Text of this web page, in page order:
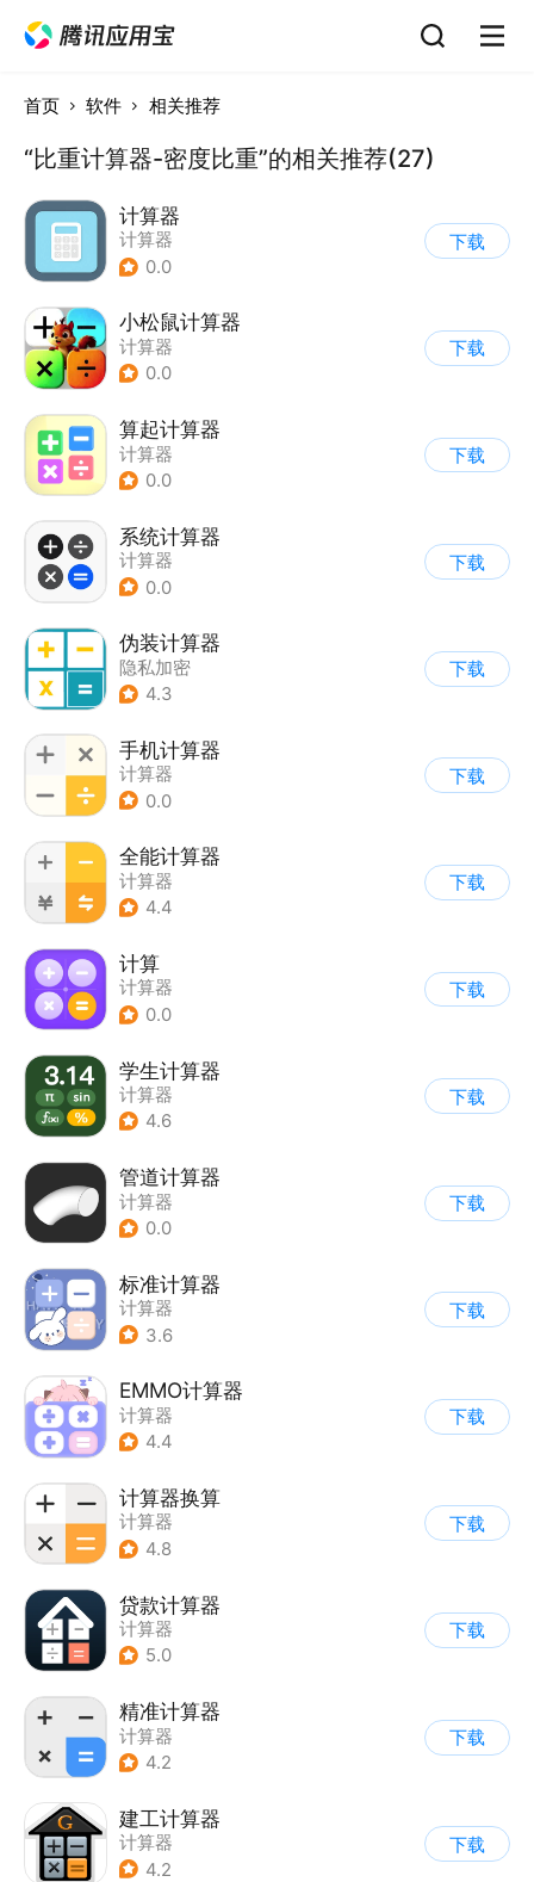
首页 软件 相关推荐
“比重计算器-密度比重”的相关推荐(27)
计算器
计算器
0.0
下载
小松鼠计算器
计算器
0.0
下载
算起计算器
计算器
0.0
下载
系统计算器
计算器
0.0
下载
伪装计算器
隐私加密
4.3
下载
手机计算器
计算器
0.0
下载
全能计算器
计算器
4.4
下载
计算
计算器
0.0
下载
学生计算器
计算器
4.6
下载
管道计算器
计算器
0.0
下载
标准计算器
计算器
3.6
下载
EMMO计算器
计算器
4.4
下载
计算器换算
计算器
4.8
下载
贷款计算器
计算器
5.0
下载
精准计算器
计算器
4.2
下载
建工计算器
计算器
4.2
下载